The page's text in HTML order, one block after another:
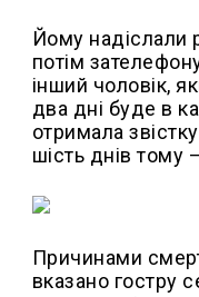
Йому надіслали
потім
інший чоловік,
два дні буде в
отримала
шість днів
Причинами
вказано гостру